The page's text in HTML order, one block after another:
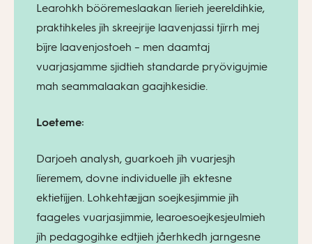
Learohkh bööremeslaakan lïerieh jeereldihkie,
praktihkeles jïh skreejrije laavenjassi tjïrrh mej
bïjre laavenjostoeh – men daamtaj
vuarjasjamme sjidtieh standarde pryövigujmie
mah seammalaakan gaajhkesidie.
Loeteme:
Darjoeh analysh, guarkoeh jïh vuarjesjh
lïeremem, dovne individuelle jïh ektesne
ektietïjjen. Lohkehtæjjan soejkesjimmie jïh
faageles vuarjasjimmie, learoesoejkesjeulmieh
jïh pedagogihke edtjieh jåerhkedh jarngesne